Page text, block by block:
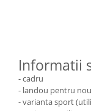
Informatii
- cadru
- landou pentru
- varianta sport